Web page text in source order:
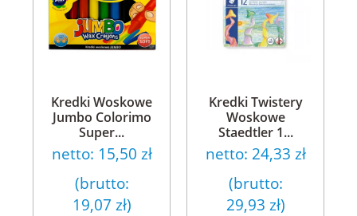
Kredki Woskowe
Jumbo Colorimo
Super...
netto: 15,50 zł
(brutto:
19,07 zł)
Kredki Twistery
Woskowe
Staedtler 1...
netto: 24,33 zł
(brutto:
29,93 zł)